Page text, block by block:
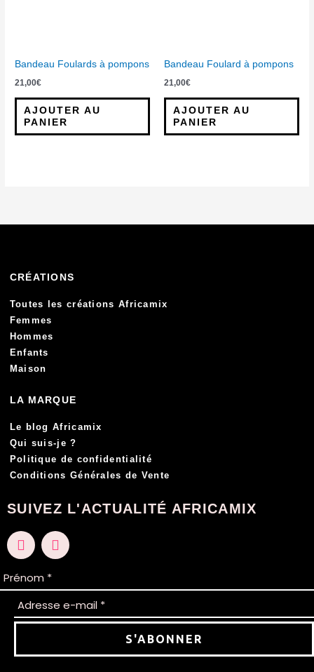
Bandeau Foulards à pompons
21,00€
AJOUTER AU
PANIER
Bandeau Foulard à pompons
21,00€
AJOUTER AU
PANIER
CRÉATIONS
Toutes les créations Africamix
Femmes
Hommes
Enfants
Maison
LA MARQUE
Le blog Africamix
Qui suis-je ?
Politique de confidentialité
Conditions Générales de Vente
SUIVEZ L'ACTUALITÉ AFRICAMIX
F
a
e
b
o
o
I
n
a
g
r